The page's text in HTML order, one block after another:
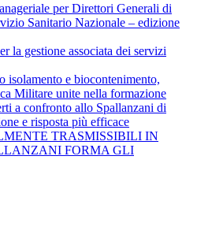
per Direttori Generali di
Sanitario Nazionale – edizione
la gestione associata dei servizi
isolamento e biocontenimento,
Militare unite nella formazione
a confronto allo Spallanzani di
e risposta più efficace
TRASMISSIBILI IN
FORMA GLI